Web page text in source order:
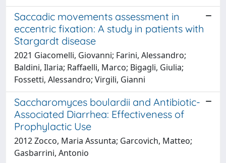
Saccadic movements assessment in
eccentric fixation: A study in patients with
Stargardt disease
2021 Giacomelli, Giovanni; Farini, Alessandro;
Baldini, Ilaria; Raffaelli, Marco; Bigagli, Giulia;
Fossetti, Alessandro; Virgili, Gianni
Saccharomyces boulardii and Antibiotic-
Associated Diarrhea: Effectiveness of
Prophylactic Use
2012 Zocco, Maria Assunta; Garcovich, Matteo;
Gasbarrini, Antonio